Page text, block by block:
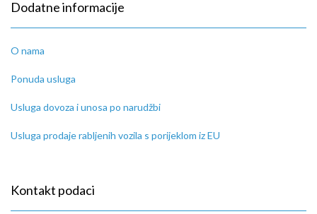
Dodatne informacije
O nama
Ponuda usluga
Usluga dovoza i unosa po narudžbi
Usluga prodaje rabljenih vozila s porijeklom iz EU
Kontakt podaci